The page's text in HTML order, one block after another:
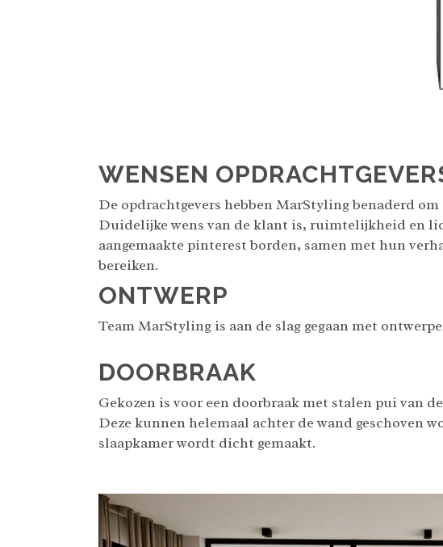
WENSEN
De opdrachtgevers hebben MarStyling benaderd
Duidelijke wens van de klant is, ruimtelijkheid en
aangemaakte pinterest borden, samen met hun
bereiken.
ONTWERP
Team MarStyling is aan de slag gegaan met
DOORBRAAK
Gekozen is voor een doorbraak met stalen pui van
Deze kunnen helemaal achter de wand geschoven
slaapkamer wordt dicht gemaakt.